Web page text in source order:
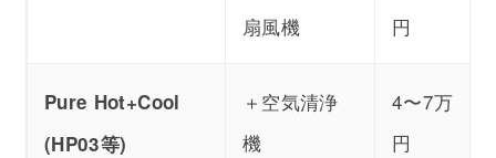
扇風機
円
Pure Hot+Cool
(HP03等)
＋空気清浄
機
4〜7万
円